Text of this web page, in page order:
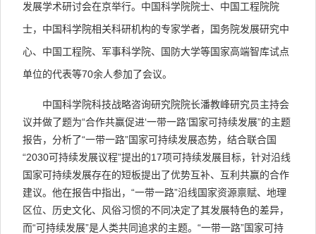
发展学术研讨会在京举行。中国科学院院士、中国工程院院
士，中国科学院相关科研机构的专家学者，国务院发展研究中
心、中国工程院、军事科学院、国防大学等国家高端智库试点
单位的代表等70余人参加了会议。
中国科学院科技战略咨询研究院院长潘教峰研究员主持会
议并做了题为“合作共赢促进‘一带一路’国家可持续发展”的主题
报告，分析了“一带一路”国家可持续发展态势，结合联合国
“2030可持续发展议程”提出的17项可持续发展目标，针对沿线
国家可持续发展存在的短板提出了优势互补、互利共赢的合作
建议。他在报告中指出，“一带一路”沿线国家资源禀赋、地理
区位、历史文化、风俗习惯的不同决定了其发展特色的差异，
而“可持续发展”是人类共同追求的主题。“一带一路”国家可持